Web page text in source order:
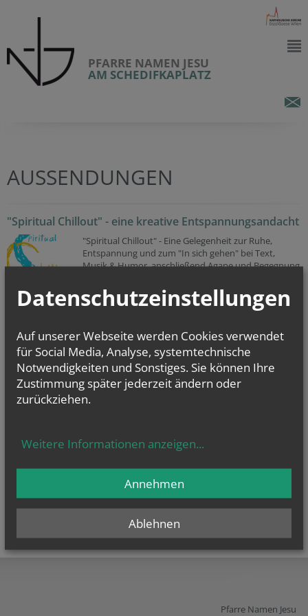
PFARRE NAMEN JESU
AM SCHEDIFKAPLATZ
AUSSENDUNGEN
"Spiritual Chillout" - eine kreative Entspannungsandacht
"Spiritual Chillout" - Eine Gelegenheit zur Ruhe,
Entspannung und zum "In sich gehen" bei Text,
Musik & Humor, anschließend Agape und Begegnung
https://www.namenjesu.com/spiritual-
chillout.html
Termin: Freitag, 13.11.2026 anschl. Leopoldiheuriger im Pfarrsaal.
findet immer von 18.00 bis 18.45 Uhr in der Kirche statt.
teilen tweet pin it
Pfarre Namen Jesu
Datenschutzeinstellungen
Auf unserer Webseite werden Cookies verwendet
für Social Media, Analyse, systemtechnische
Notwendigkeiten und Sonstiges. Sie können Ihre
Zustimmung später jederzeit ändern oder
zurückziehen.
Weitere Informationen anzeigen...
Ablehnen
Annehmen